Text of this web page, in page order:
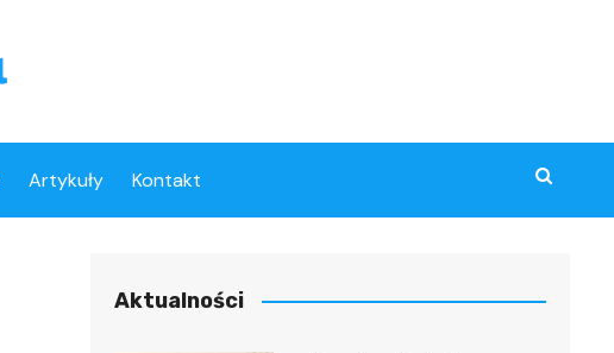
Artykuły Kontakt
Aktualności